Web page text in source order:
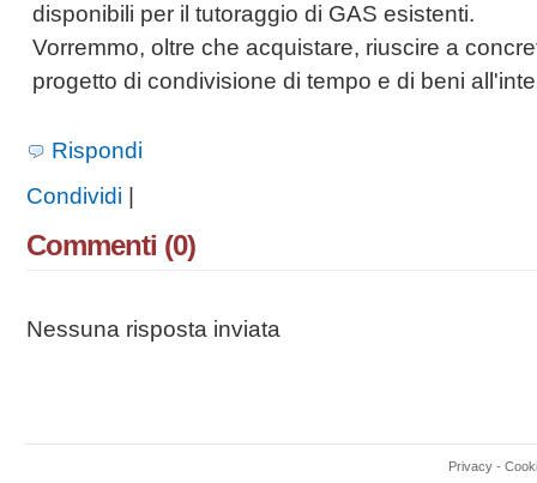
disponibili per il tutoraggio di GAS esistenti.
Vorremmo, oltre che acquistare, riuscire a
progetto di condivisione di tempo e di beni
Rispondi
Condividi
Commenti (0)
Nessuna risposta inviata
Privacy -